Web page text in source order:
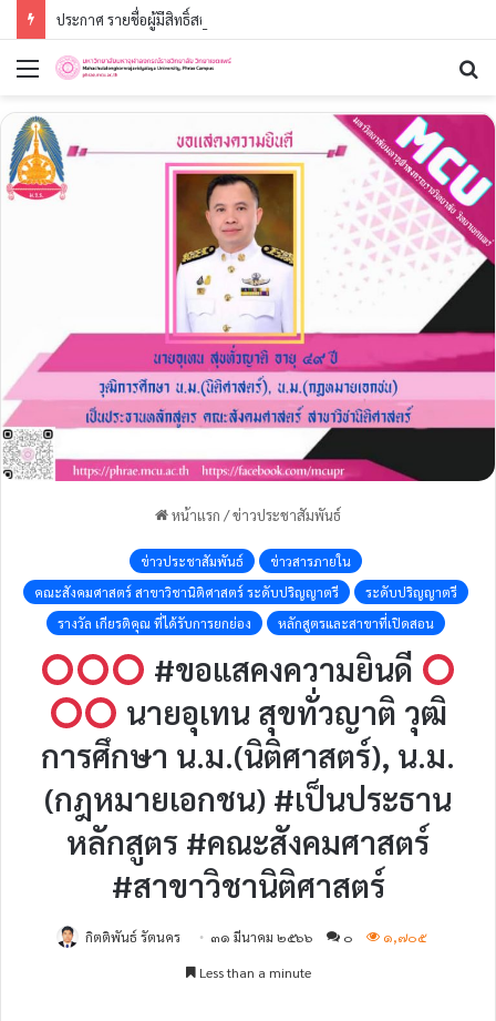
หน้าแรก /ข่าวประชาสัมพันธ์
ข่าวประชาสัมพันธ์
ข่าวสารภายใน
คณะสังคมศาสตร์ สาขาวิชานิติศาสตร์ ระดับปริญญาตรี
ระดับปริญญาตรี
รางวัล เกียรติคุณ ที่ได้รับการยกย่อง
หลักสูตรและสาขาที่เปิดสอน
#ขอแสคงความยินดี
นายอุเทน สุขทั่วญาติ วุฒิ
การศึกษา น.ม.(นิติศาสตร์), น.ม.
(กฎหมายเอกชน) #เป็นประธาน
หลักสูตร #คณะสังคมศาสตร์
#สาขาวิชานิติศาสตร์
กิตติพันธ์ รัตนคร ๓๑ มีนาคม ๒๕๖๖ ๐
๑,๗๐๕
Less than a minute